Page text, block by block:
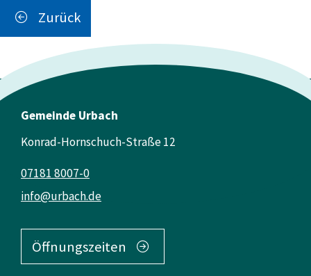
Zurück
Gemeinde Urbach
Konrad-Hornschuch-Straße 12
info@urbach.de
07181 8007-0
Öffnungszeiten